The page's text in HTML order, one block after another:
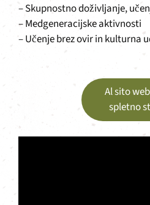
– Skupnostno doživljanje,
– Medgeneracijske aktivnosti
– Učenje brez ovir in kulturna
Al sito
spletno